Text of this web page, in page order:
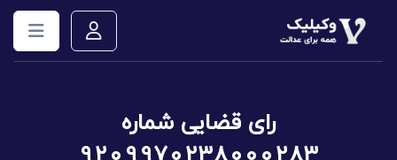
رای قضایی شماره